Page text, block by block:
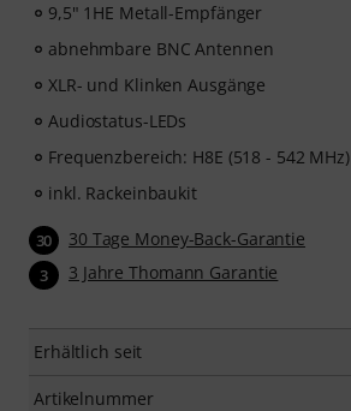
9,5" 1HE Metall-Empfänger
abnehmbare BNC Antennen
XLR- und Klinken Ausgänge
Audiostatus-LEDs
Frequenzbereich: H8E (518 - 542 MHz)
inkl. Rackeinbaukit
30 30 Tage Money-Back-Garantie
3 3 Jahre Thomann Garantie
Erhältlich seit
Artikelnummer